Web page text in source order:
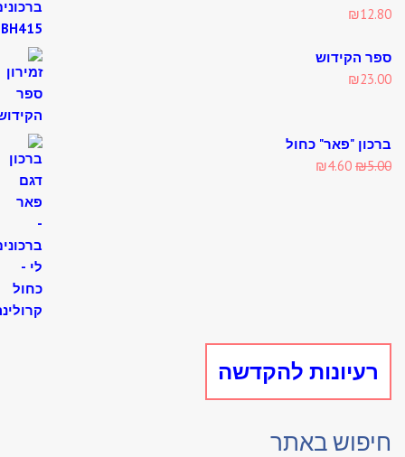
₪
הקידוש
₪
"פאר" כחול
₪
Original
₪4.60
Current
להקדשה
באתר